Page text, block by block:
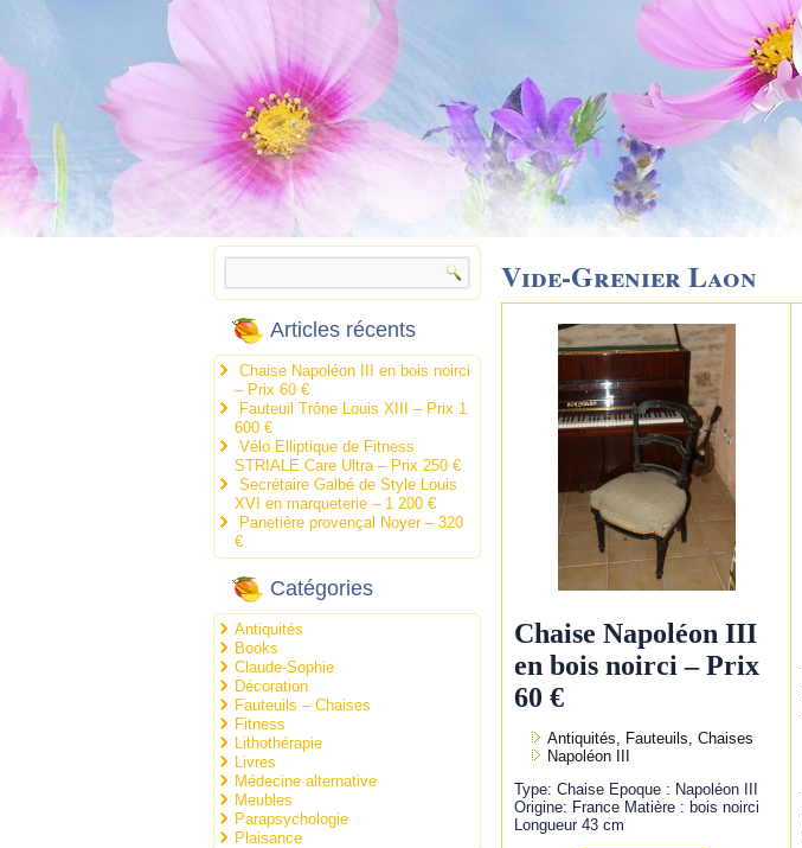
Articles récents
Chaise Napoléon III en bois noirci
– Prix 60 €
Fauteuil Trône Louis XIII – Prix 1
600 €
Vélo Elliptique de Fitness
STRIALE Care Ultra – Prix 250 €
Secrétaire Galbé de Style Louis
XVI en marqueterie – 1 200 €
Panetière provençal Noyer – 320
€
Catégories
Antiquités
Books
Claude-Sophie
Décoration
Fauteuils – Chaises
Fitness
Lithothérapie
Livres
Médecine alternative
Meubles
Parapsychologie
Plaisance
Vide-Grenier Laon
Chaise Napoléon III
en bois noirci – Prix
60 €
Antiquités, Fauteuils, Chaises
Napoléon III
Type: Chaise Epoque : Napoléon III
Origine: France Matière : bois noirci
Longueur 43 cm